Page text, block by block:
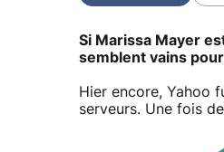
Si Marissa Mayer
semblent vains
Hier encore, Yahoo
serveurs. Une fois